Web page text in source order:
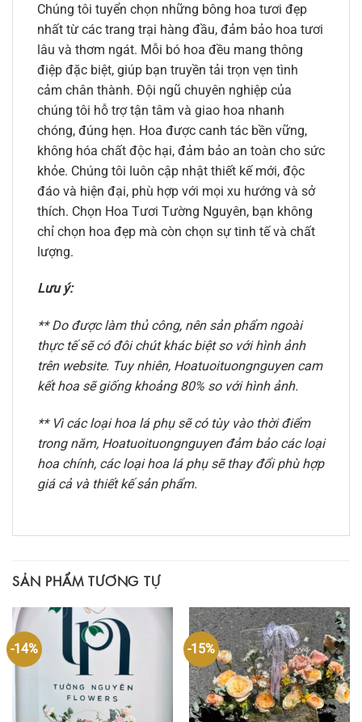
Chúng tôi tuyển chọn những bông hoa tươi đẹp
nhất từ các trang trại hàng đầu, đảm bảo hoa tươi
lâu và thơm ngát. Mỗi bó hoa đều mang thông
điệp đặc biệt, giúp bạn truyền tải trọn vẹn tình
cảm chân thành. Đội ngũ chuyên nghiệp của
chúng tôi hỗ trợ tận tâm và giao hoa nhanh
chóng, đúng hẹn. Hoa được canh tác bền vững,
không hóa chất độc hại, đảm bảo an toàn cho sức
khỏe. Chúng tôi luôn cập nhật thiết kế mới, độc
đáo và hiện đại, phù hợp với mọi xu hướng và sở
thích. Chọn Hoa Tươi Tường Nguyên, bạn không
chỉ chọn hoa đẹp mà còn chọn sự tinh tế và chất
lượng.
Lưu ý:
** Do được làm thủ công, nên sản phẩm ngoài
thực tế sẽ có đôi chút khác biệt so với hình ảnh
trên website. Tuy nhiên, Hoatuoituongnguyen cam
kết hoa sẽ giống khoảng 80% so với hình ảnh.
** Vì các loại hoa lá phụ sẽ có tùy vào thời điểm
trong năm, Hoatuoituongnguyen đảm bảo các loại
hoa chính, các loại hoa lá phụ sẽ thay đổi phù hợp
giá cả và thiết kế sản phẩm.
SẢN PHẨM TƯƠNG TỰ
-14% -15%